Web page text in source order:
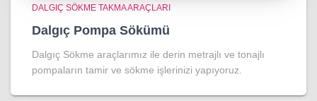
DALGIÇ SÖKME TAKMA ARAÇLARI
Dalgıç Pompa Sökümü
Dalgıç Sökme araçlarımız ile derin metrajlı ve tonajlı
pompaların tamir ve sökme işlerinizi yapıyoruz.